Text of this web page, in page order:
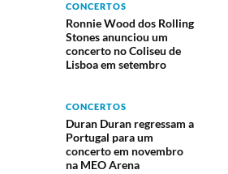
CONCERTOS
Ronnie Wood dos Rolling
Stones anunciou um
concerto no Coliseu de
Lisboa em setembro
CONCERTOS
Duran Duran regressam a
Portugal para um
concerto em novembro
na MEO Arena